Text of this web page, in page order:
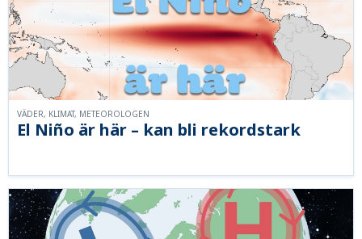
El Niño är här – kan bli rekordstark
VÄDER, KLIMAT, METEOROLOGEN